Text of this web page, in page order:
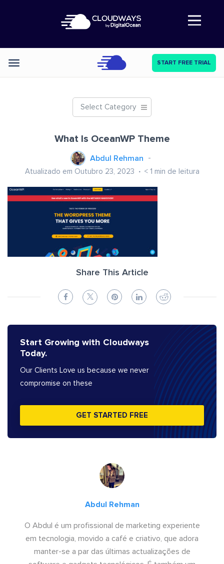
Abre a navegação
Categories START FREE TRIAL
Select Category
What Is OceanWP Theme
Abdul Rehman
Atualizado em Outubro 23, 2023 < 1 min de leitura
Share This Article
Start Growing with Cloudways
Today.
Our Clients Love us because we never
compromise on these
GET STARTED FREE
Abdul Rehman
O Abdul é um profissional de marketing experiente
em tecnologia, movido a café e criativo, que adora
manter-se a par das últimas actualizações de